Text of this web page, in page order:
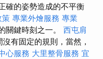
確的姿勢造成的不平衡
策 專業外燴服務 專業
關鍵時刻之一。 西屯肩
有固定的規則，當然，
心服務 大里整骨服務 宜